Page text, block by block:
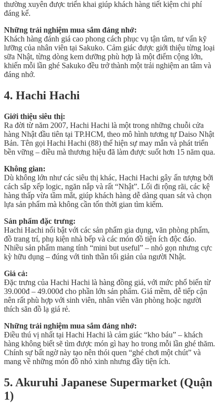
thường xuyên được triển khai giúp khách hàng tiết kiệm chi phí
đáng kể.
Những trải nghiệm mua sắm đáng nhớ:
Khách hàng đánh giá cao phong cách phục vụ tận tâm, tư vấn kỹ
lưỡng của nhân viên tại Sakuko. Cảm giác được giới thiệu từng loại
sữa Nhật, từng dòng kem dưỡng phù hợp là một điểm cộng lớn,
khiến mỗi lần ghé Sakuko đều trở thành một trải nghiệm an tâm và
đáng nhớ.
4. Hachi Hachi
Giới thiệu siêu thị:
Ra đời từ năm 2007, Hachi Hachi là một trong những chuỗi cửa
hàng Nhật đầu tiên tại TP.HCM, theo mô hình tương tự Daiso Nhật
Bản. Tên gọi Hachi Hachi (88) thể hiện sự may mắn và phát triển
bền vững – điều mà thương hiệu đã làm được suốt hơn 15 năm qua.
Không gian:
Dù không lớn như các siêu thị khác, Hachi Hachi gây ấn tượng bởi
cách sắp xếp logic, ngăn nắp và rất “Nhật”. Lối đi rộng rãi, các kệ
hàng thấp vừa tầm mắt, giúp khách hàng dễ dàng quan sát và chọn
lựa sản phẩm mà không cần tốn thời gian tìm kiếm.
Sản phẩm đặc trưng:
Hachi Hachi nổi bật với các sản phẩm gia dụng, văn phòng phẩm,
đồ trang trí, phụ kiện nhà bếp và các món đồ tiện ích độc đáo.
Nhiều sản phẩm mang tính “mini but useful” – nhỏ gọn nhưng cực
kỳ hữu dụng – đúng với tinh thần tối giản của người Nhật.
Giá cả:
Đặc trưng của Hachi Hachi là hàng đồng giá, với mức phổ biến từ
39.000đ – 49.000đ cho phần lớn sản phẩm. Giá mềm, dễ tiếp cận
nên rất phù hợp với sinh viên, nhân viên văn phòng hoặc người
thích săn đồ lạ giá rẻ.
Những trải nghiệm mua sắm đáng nhớ:
Điều thú vị nhất tại Hachi Hachi là cảm giác “kho báu” – khách
hàng không biết sẽ tìm được món gì hay ho trong mỗi lần ghé thăm.
Chính sự bất ngờ này tạo nên thói quen “ghé chơi một chút” và
mang về những món đồ nhỏ xinh nhưng đầy tiện ích.
5. Akuruhi Japanese Supermarket (Quận
1)